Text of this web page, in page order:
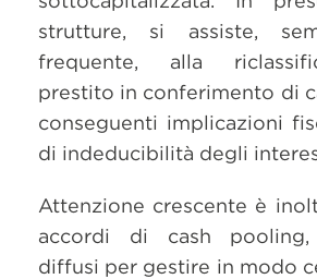
strutture, si assiste,
frequente, alla
prestito in conferimento di
conseguenti implicazioni
di indeducibilità degli
Attenzione crescente è
accordi di cash pooling,
diffusi per gestire in modo